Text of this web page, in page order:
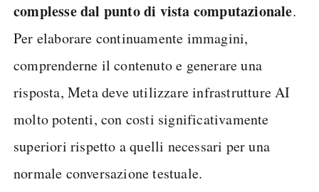
complesse dal punto di vista computazionale.
Per elaborare continuamente immagini,
comprenderne il contenuto e generare una
risposta, Meta deve utilizzare infrastrutture AI
molto potenti, con costi significativamente
superiori rispetto a quelli necessari per una
normale conversazione testuale.